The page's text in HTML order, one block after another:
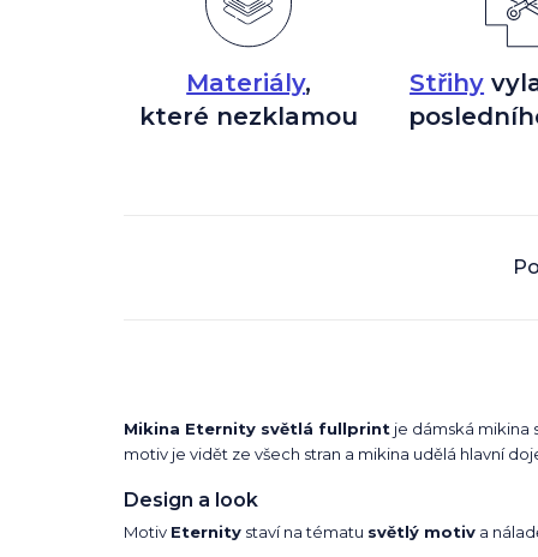
Materiály,
které nezklamou
Střihy
Mikina Eternity světlá fullprint je dámská mikina
motiv je vidět ze všech stran a mikina udělá hlavní
Design a look
Motiv Eternity staví na tématu světlý motiv a